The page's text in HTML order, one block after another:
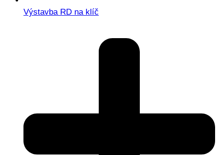
Výstavba RD na klíč